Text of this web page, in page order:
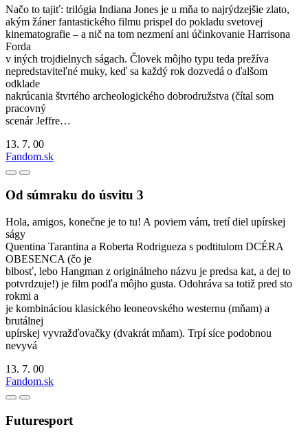
Načo to tajiť: trilógia Indiana Jones je u mňa to najrýdzejšie zlato,
akým žáner fantastického filmu prispel do pokladu svetovej
kinematografie – a nič na tom nezmení ani účinkovanie Harrisona
Forda
v iných trojdielnych ságach. Človek môjho typu teda prežíva
nepredstaviteľné muky, keď sa každý rok dozvedá o ďalšom
odklade
nakrúcania štvrtého archeologického dobrodružstva (čítal som
pracovný
scenár Jeffre…
13. 7. 00
Fandom.sk
Od súmraku do úsvitu 3
Hola, amigos, konečne je to tu! A poviem vám, tretí diel upírskej
ságy
Quentina Tarantina a Roberta Rodrigueza s podtitulom DCÉRA
OBESENCA (čo je
blbosť, lebo Hangman z originálneho názvu je predsa kat, a dej to
potvrdzuje!) je film podľa môjho gusta. Odohráva sa totiž pred sto
rokmi a
je kombináciou klasického leoneovského westernu (mňam) a
brutálnej
upírskej vyvražďovačky (dvakrát mňam). Trpí síce podobnou
nevyvá
13. 7. 00
Fandom.sk
Futuresport